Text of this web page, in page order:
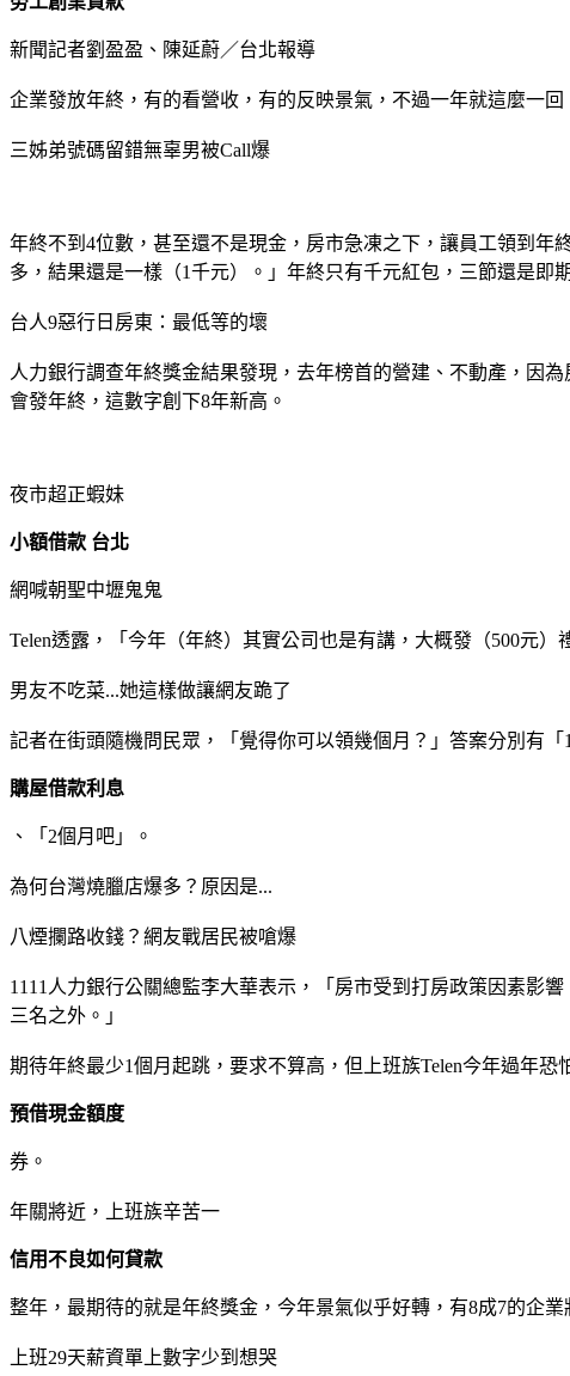
新聞記者劉盈盈、陳延蔚／台北報導
企業發放年終，有的看營收，有的反映景氣，不過一年就這麼一
三姊弟號碼留錯無辜男被Call爆
年終不到4位數，甚至還不是現金，房市急凍之下，讓員工領到
多，結果還是一樣（1千元）。」年終只有千元紅包，三節還是即
台人9惡行日房東：最低等的壞
人力銀行調查年終獎金結果發現，去年榜首的營建、不動產，因
會發年終，這數字創下8年新高。
夜市超正蝦妹
小額借款 台北
網喊朝聖中壢鬼鬼
Telen透露，「今年（年終）其實公司也是有講，大概發（500元
男友不吃菜...她這樣做讓網友跪了
記者在街頭隨機問民眾，「覺得你可以領幾個月？」答案分別有「
購屋借款利息
、「2個月吧」。
為何台灣燒臘店爆多？原因是...
八煙攔路收錢？網友戰居民被嗆爆
1111人力銀行公關總監李大華表示，「房市受到打房政策因素影
三名之外。」
期待年終最少1個月起跳，要求不算高，但上班族Telen今年過年恐
預借現金額度
券。
年關將近，上班族辛苦一
信用不良如何貸款
整年，最期待的就是年終獎金，今年景氣似乎好轉，有8成7的企
上班29天薪資單上數字少到想哭